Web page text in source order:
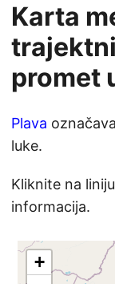
Karta
promet
Plava
luke.
Kliknite na
informacija.